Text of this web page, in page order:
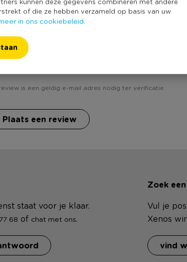
of die ze hebben verzameld op basis van uw
in ons cookiebeleid.
Sint ? Schrijf een review!
is een geldig e-mail adres nodig ter verificatie.
Plaats een review
staat voor je klaar.
68 of chat met ons.
Zoek
Vul je
Xenos
vind